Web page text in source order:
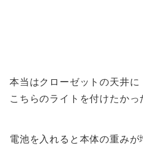
本当はクローゼットの天井に
こちらのライトを付けたかっ
電池を入れると本体の重みが